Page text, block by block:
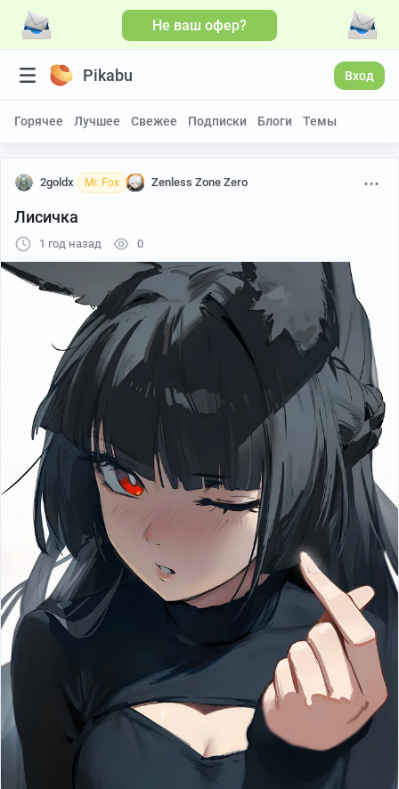
Не ваш офер?
Pikabu Вход
Горячее Лучшее Свежее Подписки Блоги Темы
2goldx Mr. Fox Zenless Zone Zero
Лисичка
1 год назад 0